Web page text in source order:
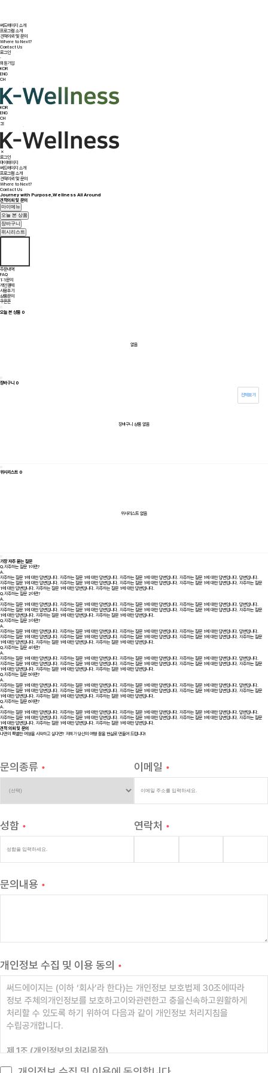
써드에이지 소개
프로그램 소개
견적의뢰 및 문의
Where to Next?
Contact Us
로그인
·
회원가입
KOR
ENG
CH
KOR
ENG
CH
로그인
마이페이지
써드에이지 소개
프로그램 소개
견적의뢰 및 문의
Where to Next?
Contact Us
Journey with Purpose,Wellness All Around
견적의뢰 및 문의
마이메뉴
오늘 본 상품
장바구니
위시리스트
주문내역
FAQ
1:1문의
개인결제
사용후기
상품문의
쿠폰존
오늘 본 상품 0
없음
장바구니 0
장바구니 상품 없음
전체보기
위시리스트 0
위시리스트 없음
가장 자주 묻는 질문
Q.자주하는 질문 1이란?
A.
자주하는 질문 1에 대한 답변입니다. 자주하는 질문 1에 대한 답변입니다. 자주하는 질문 1에 대한 답변입니다. 자주하는 질문 1에 대한 답변입니다. 답변입니다.
자주하는 질문 1에 대한 답변입니다. 자주하는 질문 1에 대한 답변입니다. 자주하는 질문 1에 대한 답변입니다. 자주하는 질문 1에 대한 답변입니다. 자주하는 질문
1에 대한 답변입니다. 자주하는 질문 1에 대한 답변입니다. 자주하는 질문 1에 대한 답변입니다.
Q.자주하는 질문 2이란?
A.
자주하는 질문 1에 대한 답변입니다. 자주하는 질문 1에 대한 답변입니다. 자주하는 질문 1에 대한 답변입니다. 자주하는 질문 1에 대한 답변입니다. 답변입니다.
자주하는 질문 1에 대한 답변입니다. 자주하는 질문 1에 대한 답변입니다. 자주하는 질문 1에 대한 답변입니다. 자주하는 질문 1에 대한 답변입니다. 자주하는 질문
1에 대한 답변입니다. 자주하는 질문 1에 대한 답변입니다. 자주하는 질문 1에 대한 답변입니다.
Q.자주하는 질문 3이란?
A.
자주하는 질문 1에 대한 답변입니다. 자주하는 질문 1에 대한 답변입니다. 자주하는 질문 1에 대한 답변입니다. 자주하는 질문 1에 대한 답변입니다. 답변입니다.
자주하는 질문 1에 대한 답변입니다. 자주하는 질문 1에 대한 답변입니다. 자주하는 질문 1에 대한 답변입니다. 자주하는 질문 1에 대한 답변입니다. 자주하는 질문
1에 대한 답변입니다. 자주하는 질문 1에 대한 답변입니다. 자주하는 질문 1에 대한 답변입니다.
Q.자주하는 질문 4이란?
A.
자주하는 질문 1에 대한 답변입니다. 자주하는 질문 1에 대한 답변입니다. 자주하는 질문 1에 대한 답변입니다. 자주하는 질문 1에 대한 답변입니다. 답변입니다.
자주하는 질문 1에 대한 답변입니다. 자주하는 질문 1에 대한 답변입니다. 자주하는 질문 1에 대한 답변입니다. 자주하는 질문 1에 대한 답변입니다. 자주하는 질문
1에 대한 답변입니다. 자주하는 질문 1에 대한 답변입니다. 자주하는 질문 1에 대한 답변입니다.
Q.자주하는 질문 5이란?
A.
자주하는 질문 1에 대한 답변입니다. 자주하는 질문 1에 대한 답변입니다. 자주하는 질문 1에 대한 답변입니다. 자주하는 질문 1에 대한 답변입니다. 답변입니다.
자주하는 질문 1에 대한 답변입니다. 자주하는 질문 1에 대한 답변입니다. 자주하는 질문 1에 대한 답변입니다. 자주하는 질문 1에 대한 답변입니다. 자주하는 질문
1에 대한 답변입니다. 자주하는 질문 1에 대한 답변입니다. 자주하는 질문 1에 대한 답변입니다.
Q.자주하는 질문 6이란?
A.
자주하는 질문 1에 대한 답변입니다. 자주하는 질문 1에 대한 답변입니다. 자주하는 질문 1에 대한 답변입니다. 자주하는 질문 1에 대한 답변입니다. 답변입니다.
자주하는 질문 1에 대한 답변입니다. 자주하는 질문 1에 대한 답변입니다. 자주하는 질문 1에 대한 답변입니다. 자주하는 질문 1에 대한 답변입니다. 자주하는 질문
1에 대한 답변입니다. 자주하는 질문 1에 대한 답변입니다. 자주하는 질문 1에 대한 답변입니다.
견적 의뢰 및 문의
나만의 특별한 여정을 시작하고 싶다면? 저희가 당신의 여행 꿈을 현실로 만들어 드립니다!
문의종류 • 이메일 •
성함 • 연락처 •
문의내용 •
개인정보 수집 및 이용 동의 •
써드에이지는 (이하 ‘회사’라 한다)는 개인정보 보호법제 30조에따라
정보 주체의개인정보를 보호하고이와관련한고 충을신속하고원활하게
처리할 수 있도록 하기 위하여 다음과 같이 개인정보 처리지침을
수립공개합니다.
제 1조 (개인정보의 처리목적)